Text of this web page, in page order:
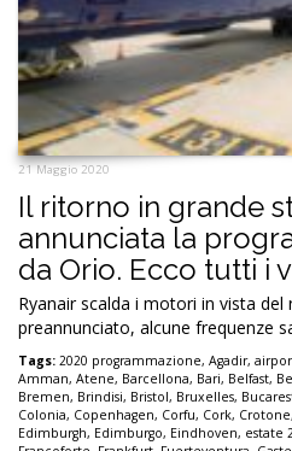
21 Maggio 2020
Il ritorno in grande
annunciata la
da Orio. Ecco tutti i
Ryanair scalda i motori in vista
preannunciato, alcune frequenze
Tags: 2020 programmazione, Agadir,
Amman, Atene, Barcellona, Bari, Belfast,
Bremen, Brindisi, Bristol, Bruxelles,
Colonia, Copenhagen, Corfu, Cork, Crotone,
Edimburgh, Edimburgo, Eindhoven, estate